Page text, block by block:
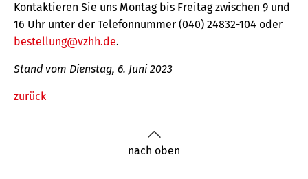
Kontaktieren Sie uns Montag bis Freitag zwischen 9 und
16 Uhr unter der Telefonnummer (040) 24832-104 oder
bestellung@vzhh.de.
Stand vom Dienstag, 6. Juni 2023
zurück
nach oben